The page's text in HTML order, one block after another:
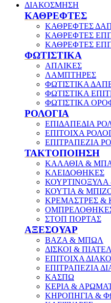
ΔΙΑΚΟΣΜΗΣΗ
ΚΑΘΡΕΦΤΕΣ
ΚΑΘΡΕΦΤΕΣ
ΚΑΘΡΕΦΤΕΣ
ΚΑΘΡΕΦΤΕΣ
ΦΩΤΙΣΤΙΚΑ
ΑΠΛΙΚΕΣ
ΛΑΜΠΤΗΡΕΣ
ΦΩΤΙΣΤΙΚΑ
ΦΩΤΙΣΤΙΚΑ
ΦΩΤΙΣΤΙΚΑ
ΡΟΛΟΓΙΑ
ΕΠΙΔΑΠΕΔΙΑ
ΕΠΙΤΟΙΧΑ
ΕΠΙΤΡΑΠΕΖΙΑ
ΤΑΚΤΟΠΟΙΗΣΗ
ΚΑΛΑΘΙΑ &
ΚΛΕΙΔΟΘΗΚΕΣ
ΚΟΥΤΙΑ &
ΚΡΕΜΑΣΤΡΕΣ &
ΣΤΟΠ ΠΟΡΤΑΣ
ΑΞΕΣΟΥΑΡ
ΒΑΖΑ & ΜΠΩΛ
ΔΙΣΚΟΙ &
ΕΠΙΤΟΙΧΑ
ΕΠΙΤΡΑΠΕΖΙΑ
ΚΑΣΠΩ
ΚΕΡΙΑ &
ΚΗΡΟΠΗΓΙΑ &